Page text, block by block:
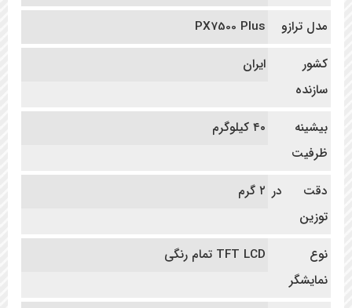
مدل ترازو
PX7500 Plus
کشور
سازنده
ایران
بیشینه
ظرفیت
۴۰ کیلوگرم
دقت در
توزین
۲ گرم
نوع
نمایشگر
TFT LCD تمام رنگی